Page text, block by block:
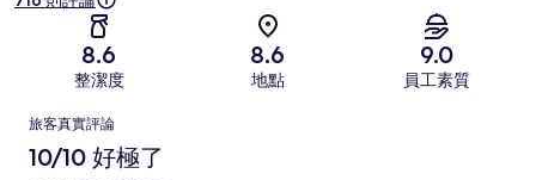
8.6
整潔度
8.6
地點
9.0
員工素質
評
論
旅客真實評論
10/10 好極了